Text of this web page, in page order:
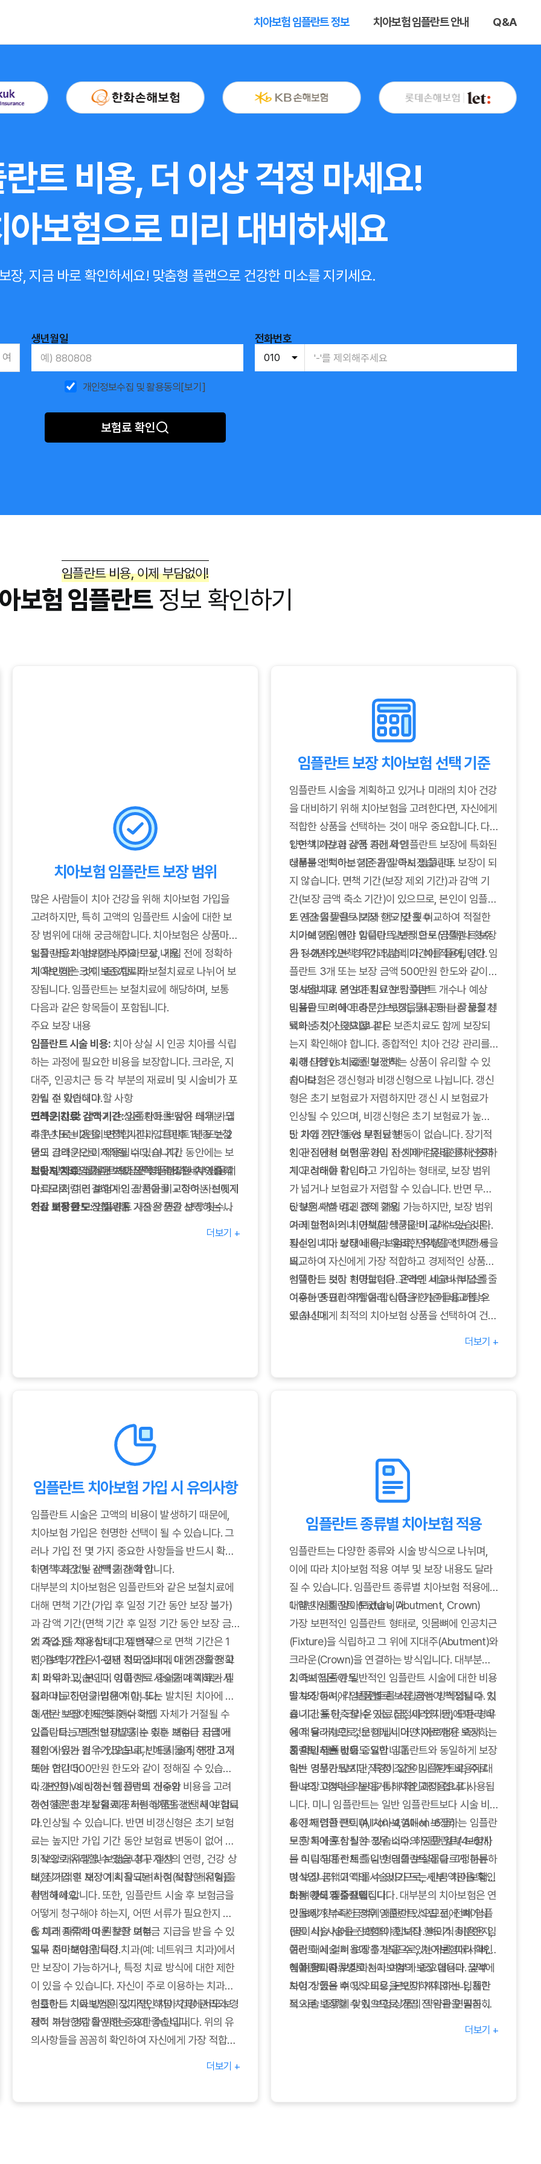
치아보험 임플란트 정보 치아보험 임플란트 안내 Q&A
트 비용, 더 이상 걱정 마세요!
보험으로 미리 대비하세요
장, 지금 바로 확인하세요! 맞춤형 플랜으로 건강한 미소를 지키세요.
여
생년월일 전화번호
개인정보수집 및 활용동의 [보기]
보험료 확인
임플란트 비용, 이제 부담없이!
보험 임플란트 정보 확인하기
치아보험 임플란트 보장 범위
많은 사람들이 치아 건강을 위해 치아보험 가입을
고려하지만, 특히 고액의 임플란트 시술에 대한 보
장 범위에 대해 궁금해합니다. 치아보험은 상품마다
보장 내용과 범위가 상이하므로, 가입 전에 정확하
게 확인하는 것이 중요합니다.
임플란트 치아보험의 주요 보장 내용
치아보험은 크게 보존치료와 보철치료로 나뉘어 보
장됩니다. 임플란트는 보철치료에 해당하며, 보통
다음과 같은 항목들이 포함됩니다.
주요 보장 내용
임플란트 시술 비용: 치아 상실 시 인공 치아를 식립
하는 과정에 필요한 비용을 보장합니다. 크라운, 지
대주, 인공치근 등 각 부분의 재료비 및 시술비가 포
함될 수 있습니다.
크라운 치료:심하게 손상된 치아를 덮어 씌우는 크
라운 치료 비용을 보장합니다. 임플란트 최종 보철
물도 크라운으로 제작될 수 있습니다.
브릿지 치료:상실된 치아 양쪽의 건강한 치아를 깎
아 다리처럼 연결하여 인공 치아를 고정하는 브릿지
치료 비용을 보장합니다.
가입 전 확인해야 할 사항
면책 기간 및 감액 기간:임플란트 보장은 대개 가입
후 1년 또는 2년의 면책 기간과 그 이후 1년 또는 2
년의 감액 기간이 적용됩니다. 이 기간 동안에는 보
장을 받지 못하거나 보장 금액이 축소될 수 있습니
다.
연간 보장 한도:임플란트 시술은 연간 보장 횟수나
치아보험의 임플란트 보장은 상품마다 세부 내용이
다르므로, 여러 보험사의 상품을 비교하여 자신에게
가장 적합한 보장 범위를 가진 상품을 선택하는 것
더보기 +
임플란트 보장 치아보험 선택 기준
임플란트 시술을 계획하고 있거나 미래의 치아 건강
을 대비하기 위해 치아보험을 고려한다면, 자신에게
적합한 상품을 선택하는 것이 매우 중요합니다. 다
양한 치아보험 상품 중에서 임플란트 보장에 특화된
상품을 선택하는 기준을 알아보겠습니다.
1. 면책 기간과 감액 기간 확인
대부분의 치아보험은 가입 즉시 임플란트 보장이 되
지 않습니다. 면책 기간(보장 제외 기간)과 감액 기
간(보장 금액 축소 기간)이 있으므로, 본인이 임플란
트 시술을 받을 시기와 이 기간을 비교하여 적절한
시기에 가입해야 합니다. 일반적으로 임플란트 보장
은 1~2년의 면책 기간과 감액 기간이 적용됩니다.
2. 연간 임플란트 보장 한도 및 횟수
치아보험은 연간 임플란트 보장 한도(금액)나 횟수
가 정해져 있는 경우가 많습니다. 예를 들어, 연간 임
플란트 3개 또는 보장 금액 500만원 한도와 같이
명시됩니다. 본인이 필요한 임플란트 개수나 예상
비용을 고려하여 충분한 보장을 제공하는 상품을 선
택하는 것이 중요합니다.
3. 보철치료 외 보존치료 보장 여부
임플란트 외에 크라운, 브릿지, 틀니 등 다른 보철치
료와 충치, 신경치료 같은 보존치료도 함께 보장되
는지 확인해야 합니다. 종합적인 치아 건강 관리를
위해 다양한 치료를 보장하는 상품이 유리할 수 있
습니다.
4. 갱신형 vs 비갱신형 선택
치아보험은 갱신형과 비갱신형으로 나뉩니다. 갱신
형은 초기 보험료가 저렴하지만 갱신 시 보험료가
인상될 수 있으며, 비갱신형은 초기 보험료가 높지
만 가입 기간 동안 보험료 변동이 없습니다. 장기적
인 관점에서 어떤 유형이 자신에게 유리한지 신중하
게 고려해야 합니다.
5. 치아 진단형 vs 무진단형
치아 진단형 보험은 가입 전 치아 검진을 통해 현재
치아 상태를 확인하고 가입하는 형태로, 보장 범위
가 넓거나 보험료가 저렴할 수 있습니다. 반면 무진
단형은 치아 검진 없이 가입 가능하지만, 보장 범위
가 제한적이거나 면책/감액 기간이 길 수 있습니다.
자신의 치아 상태에 따라 유리한 유형을 선택하세
요.
6. 보험사별 비교 견적 활용
여러 보험사의 치아보험 상품을 비교해 보는 것은
필수입니다. 보장 내용, 보험료, 면책/감액 기간 등을
비교하여 자신에게 가장 적합하고 경제적인 상품을
선택하는 것이 현명합니다. 온라인 비교 서비스를
이용하면 편리하게 여러 상품을 한눈에 비교할 수
있습니다.
임플란트 보장 치아보험은 고액의 시술비 부담을 줄
여주는 중요한 역할을 합니다. 위 기준들을 바탕으
로 자신에게 최적의 치아보험 상품을 선택하여 건강
더보기 +
임플란트 치아보험 가입 시 유의사항
임플란트 시술은 고액의 비용이 발생하기 때문에,
치아보험 가입은 현명한 선택이 될 수 있습니다. 그
러나 가입 전 몇 가지 중요한 사항들을 반드시 확인
하여 후회 없는 선택을 해야 합니다.
1. 면책 기간 및 감액 기간 확인
대부분의 치아보험은 임플란트와 같은 보철치료에
대해 면책 기간(가입 후 일정 기간 동안 보장 불가)
과 감액 기간(면책 기간 후 일정 기간 동안 보장 금
액 축소)을 적용합니다. 일반적으로 면책 기간은 1
년, 감액 기간은 1~2년 정도입니다. 이 기간을 정확
히 파악하고, 본인이 임플란트 시술을 계획하는 시
점과 비교하여 가입해야 합니다.
2. 가입 전 치아 상태 고지 의무
치아보험 가입 시 현재 치아 상태에 대한 정확한 고
지 의무가 있습니다. 이미 치료 중이거나 치료가 필
요하다는 진단을 받은 치아, 또는 발치된 치아에 대
해서는 보장이 제한되거나 가입 자체가 거절될 수
있습니다. 고의적인 미고지는 추후 보험금 지급 거
절의 사유가 될 수 있으므로, 반드시 솔직하게 고지
해야 합니다.
3. 연간 보장 한도 및 횟수 확인
임플란트는 연간 보장받을 수 있는 개수나 금액에
제한이 있는 경우가 많습니다. 예를 들어, 연간 3개
또는 연간 500만원 한도와 같이 정해질 수 있습니
다. 본인이 예상하는 임플란트 개수와 비용을 고려
하여 충분한 보장을 제공하는 상품을 선택해야 합니
다.
4. 갱신형 vs 비갱신형 선택의 신중함
갱신형은 초기 보험료가 저렴하지만 갱신 시 보험료
가 인상될 수 있습니다. 반면 비갱신형은 초기 보험
료는 높지만 가입 기간 동안 보험료 변동이 없어 장
기적으로 유리할 수 있습니다. 자신의 연령, 건강 상
태, 장기적인 재정 계획을 고려하여 적합한 유형을
선택하세요.
5. 보장 개시일 및 보험금 청구 절차
보험 가입 후 보장이 시작되는 시점(보장 개시일)을
확인해야 합니다. 또한, 임플란트 시술 후 보험금을
어떻게 청구해야 하는지, 어떤 서류가 필요한지 등
을 미리 파악하여 원활한 보험금 지급을 받을 수 있
도록 준비해야 합니다.
6. 치과 종류에 따른 보장 여부
일부 치아보험은 특정 치과(예: 네트워크 치과)에서
만 보장이 가능하거나, 특정 치료 방식에 대한 제한
이 있을 수 있습니다. 자신이 주로 이용하는 치과나
선호하는 치료 방식이 있다면, 해당 치과에서도 보
장이 가능한지 확인하는 것이 좋습니다.
임플란트 치아보험은 장기적인 치아 건강 관리와 경
제적 부담 경감을 위한 중요한 수단입니다. 위의 유
의사항들을 꼼꼼히 확인하여 자신에게 가장 적합한
더보기 +
임플란트 종류별 치아보험 적용
임플란트는 다양한 종류와 시술 방식으로 나뉘며,
이에 따라 치아보험 적용 여부 및 보장 내용도 달라
질 수 있습니다. 임플란트 종류별 치아보험 적용에
대해 자세히 알아보겠습니다.
1. 일반 임플란트 (Fixture, Abutment, Crown)
가장 보편적인 임플란트 형태로, 잇몸뼈에 인공치근
(Fixture)을 식립하고 그 위에 지대주(Abutment)와
크라운(Crown)을 연결하는 방식입니다. 대부분의
치아보험은 이 일반적인 임플란트 시술에 대한 비용
을 보장하며, 각 부품별로 보장 금액이 책정될 수 있
습니다. 특히, 크라운 재료(금, 세라믹 등)에 따라 비
용이 달라지므로, 보험에서 어떤 재료까지 보장하는
지 확인하는 것이 중요합니다.
2. 즉시 임플란트
발치와 동시에 임플란트를 식립하는 방식입니다. 치
료 기간을 단축할 수 있는 장점이 있지만, 모든 경우
에 적용 가능한 것은 아닙니다. 치아보험은 즉시 임
플란트 시술 비용도 일반 임플란트와 동일하게 보장
하는 경우가 많지만, 특정 조건이나 추가 비용에 대
한 보장 여부는 약관을 통해 확인해야 합니다.
3. 미니 임플란트
일반 임플란트보다 직경이 얇은 임플란트로, 주로
틀니의 고정력을 높이거나 치열 교정용으로 사용됩
니다. 미니 임플란트는 일반 임플란트보다 시술 비
용이 저렴한 편이며, 치아보험에서 보장하는 임플란
트 항목에 포함될 수 있습니다. 하지만 일부 보험사
는 미니 임플란트를 일반 임플란트와 다르게 분류하
여 보장 금액이 다를 수 있으므로, 세부 약관을 확인
하는 것이 필수적입니다.
4. 전체 임플란트 (All-on-4, All-on-6 등)
모든 치아를 상실한 경우 소수의 임플란트(4~6개)
를 식립하여 전체 틀니 형태의 보철물을 고정하는
방식입니다. 고액의 시술비가 드는 만큼 치아보험의
보장 한도가 중요해집니다. 대부분의 치아보험은 연
간 보장 횟수나 금액에 제한이 있으므로, 전체 임플
란트 시술 시에는 보험의 총 보장 한도가 충분한지,
여러 해에 걸쳐 보장을 받을 수 있는지를 미리 확인
해야 합니다.
5. 뼈이식 임플란트
잇몸뼈가 부족한 경우 임플란트 식립 전에 뼈이식
(골이식) 시술을 진행해야 합니다. 뼈이식 비용은 임
플란트 시술 비용에 추가되므로, 치아보험에서 뼈이
식 비용까지 보장하는지 여부가 중요합니다. 일부
보험 상품은 뼈이식 비용을 보장하지 않거나, 제한
적으로 보장할 수 있으므로 가입 전 약관을 꼼꼼히
임플란트 종류별로 치아보험의 보장 내용과 금액에
차이가 있을 수 있으므로, 본인이 계획하는 임플란
트 시술 종류에 맞춰 보험 상품의 약관을 면밀히 검
더보기 +